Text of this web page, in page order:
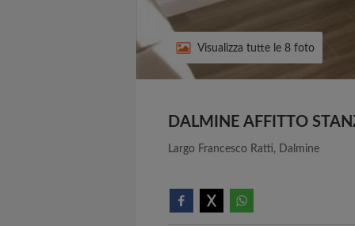
Visualizza tutte le 8 foto
DALMINE AFFITTO
Largo Francesco Ratti, Dalmine